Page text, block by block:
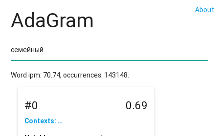
About
AdaGram
Word ipm: 70.74, occurrences: 143148.
#0 0.69
Contexts: …